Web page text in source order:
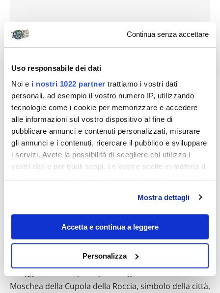
Continua senza accettare
Uso responsabile dei dati
Noi e i nostri 1022 partner trattiamo i vostri dati
personali, ad esempio il vostro numero IP, utilizzando
tecnologie come i cookie per memorizzare e accedere
alle informazioni sul vostro dispositivo al fine di
pubblicare annunci e contenuti personalizzati, misurare
gli annunci e i contenuti, ricercare il pubblico e sviluppare
i servizi. Avete la possibilità di scegliere chi utilizza i
vostri dati e per quali scopi. Le vostre scelte in materia di
privacy sono applicabili solo su questa proprietà digitale
modificare o revocare il proprio consenso in qualsiasi
momento dalla Dichiarazione sui cookie o facendo clic
sull'icona di attivazione della privacy.
raccogliere informazioni sulla tua posizione
geografica, con un'approssimazione di qualche
metro,
Mostra dettagli
Accetta e continua a leggere
Personalizza
Moschea della Cupola della Roccia, simbolo della città,